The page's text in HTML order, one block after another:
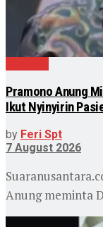
Pramono Anung
Ikut Nyinyirin
by Feri Spt
7 August 2026
Anung meminta